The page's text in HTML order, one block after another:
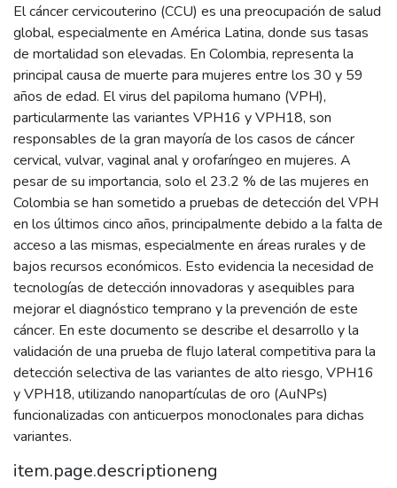
El cáncer cervicouterino (CCU) es una preocupación de salud
global, especialmente en América Latina, donde sus tasas
de mortalidad son elevadas. En Colombia, representa la
principal causa de muerte para mujeres entre los 30 y 59
años de edad. El virus del papiloma humano (VPH),
particularmente las variantes VPH16 y VPH18, son
responsables de la gran mayoría de los casos de cáncer
cervical, vulvar, vaginal anal y orofaríngeo en mujeres. A
pesar de su importancia, solo el 23.2 % de las mujeres en
Colombia se han sometido a pruebas de detección del VPH
en los últimos cinco años, principalmente debido a la falta de
acceso a las mismas, especialmente en áreas rurales y de
bajos recursos económicos. Esto evidencia la necesidad de
tecnologías de detección innovadoras y asequibles para
mejorar el diagnóstico temprano y la prevención de este
cáncer. En este documento se describe el desarrollo y la
validación de una prueba de flujo lateral competitiva para la
detección selectiva de las variantes de alto riesgo, VPH16
y VPH18, utilizando nanopartículas de oro (AuNPs)
funcionalizadas con anticuerpos monoclonales para dichas
variantes.
item.page.descriptioneng